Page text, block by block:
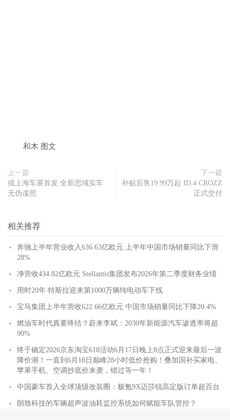
​和木 图文
上一篇
或上海车展首发 全新思域实车
无伪谍照
下一篇
补贴后售19.99万起 ID.4 CROZZ
正式交付
相关推荐
奔驰上半年营业收入636.63亿欧元 上半年中国市场销量同比下滑
28%
净营收434.82亿欧元 Stellantis集团发布2026年第二季度财务业绩
用时20年 特斯拉迎来第1000万辆纯电动车下线
宝马集团上半年营收622.66亿欧元 中国市场销量同比下降20.4%
燃油车时代真要终结？蔚来李斌：2030年新能源汽车渗透率将超
90%
终于确定2026京东淘宝618活动6月17日晚上8点正式迎来最后一波
降价潮！一直到6月18日巅峰28小时低价抢购！叠加国补买家电、
苹果手机、空调抄底价来袭，错过等一年！
中国豪车首入全球顶级改装圈：极氪9X迈莎锐高定版订单超百台
朗致科技的车辆超声波油耗监控系统如何赋能车队管控？